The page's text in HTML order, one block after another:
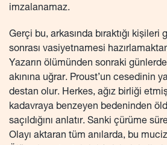
imzalanamaz.
Gerçi bu, arkasında bıraktığı
sonrası vasiyetnamesi
Yazarın ölümünden sonraki
akınına uğrar. Proust’un cesedinin
destan olur. Herkes, ağız birliği
kadavraya benzeyen bedeninden
saçıldığını anlatır. Sanki çürüme
Olayı aktaran tüm anılarda, bu